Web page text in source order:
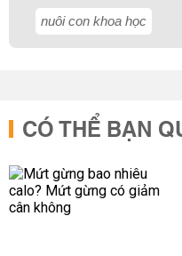
nuôi con khoa học
CÓ THỂ BẠN